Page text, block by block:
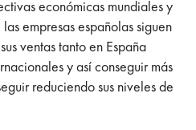
económicas mundiales y
empresas españolas siguen
ventas tanto en España
y así conseguir más
reduciendo sus niveles de